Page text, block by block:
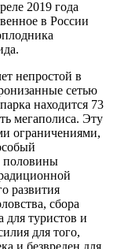
2019 года
в России
непростой в
сетью
находится 73
мегаполиса. Эту
ограничениями,
половины
развития
сбора
для туристов и
для того,